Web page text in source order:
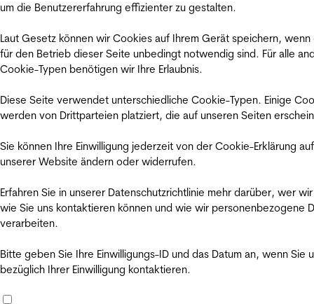
um die Benutzererfahrung effizienter zu gestalten.
Laut Gesetz können wir Cookies auf Ihrem Gerät speichern, wenn
für den Betrieb dieser Seite unbedingt notwendig sind. Für alle
Cookie-Typen benötigen wir Ihre Erlaubnis.
Diese Seite verwendet unterschiedliche Cookie-Typen. Einige
werden von Drittparteien platziert, die auf unseren Seiten
Sie können Ihre Einwilligung jederzeit von der Cookie-Erklärung auf
unserer Website ändern oder widerrufen.
Erfahren Sie in unserer Datenschutzrichtlinie mehr darüber, wer
wie Sie uns kontaktieren können und wie wir personenbezogene
verarbeiten.
Bitte geben Sie Ihre Einwilligungs-ID und das Datum an, wenn Sie
bezüglich Ihrer Einwilligung kontaktieren.